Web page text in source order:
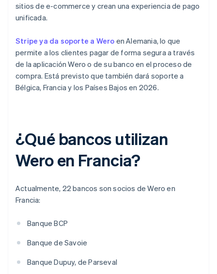
sitios de e-commerce y crean una experiencia de pago
unificada.
Stripe ya da soporte a Wero en Alemania, lo que
permite a los clientes pagar de forma segura a través
de la aplicación Wero o de su banco en el proceso de
compra. Está previsto que también dará soporte a
Bélgica, Francia y los Países Bajos en 2026.
¿Qué bancos utilizan
Wero en Francia?
Actualmente, 22 bancos son socios de Wero en
Francia:
Banque BCP
Banque de Savoie
Banque Dupuy, de Parseval